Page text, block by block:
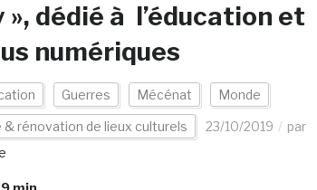
dédié à l’éducation et
numériques
Guerres Mécénat Monde
& rénovation de lieux culturels 23/10/2019
par